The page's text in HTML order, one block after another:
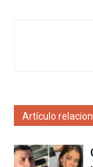
Artículo